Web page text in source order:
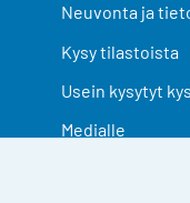
Neuvonta ja
Kysy tilastoista
Usein kysytyt
Medialle